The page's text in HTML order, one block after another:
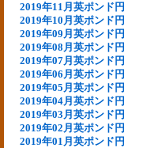
2019年11月英ポンド円
2019年10月英ポンド円
2019年09月英ポンド円
2019年08月英ポンド円
2019年07月英ポンド円
2019年06月英ポンド円
2019年05月英ポンド円
2019年04月英ポンド円
2019年03月英ポンド円
2019年02月英ポンド円
2019年01月英ポンド円